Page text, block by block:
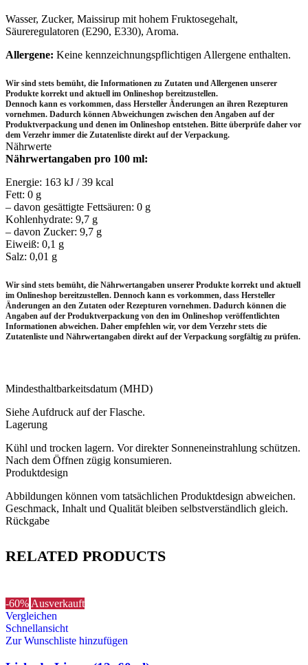
Wasser, Zucker, Maissirup mit hohem Fruktosegehalt,
Säureregulatoren (E290, E330), Aroma.
Allergene: Keine kennzeichnungspflichtigen Allergene enthalten.
Wir sind stets bemüht, die Informationen zu Zutaten und Allergenen unserer
Produkte korrekt und aktuell im Onlineshop bereitzustellen.
Dennoch kann es vorkommen, dass Hersteller Änderungen an ihren Rezepturen
vornehmen. Dadurch können Abweichungen zwischen den Angaben auf der
Produktverpackung und denen im Onlineshop entstehen. Bitte überprüfe daher vor
dem Verzehr immer die Zutatenliste direkt auf der Verpackung.
Nährwerte
Nährwertangaben pro 100 ml:
Energie: 163 kJ / 39 kcal
Fett: 0 g
– davon gesättigte Fettsäuren: 0 g
Kohlenhydrate: 9,7 g
– davon Zucker: 9,7 g
Eiweiß: 0,1 g
Salz: 0,01 g
Wir sind stets bemüht, die Nährwertangaben unserer Produkte korrekt und aktuell
im Onlineshop bereitzustellen. Dennoch kann es vorkommen, dass Hersteller
Änderungen an den Zutaten oder Rezepturen vornehmen. Dadurch können die
Angaben auf der Produktverpackung von den im Onlineshop veröffentlichten
Informationen abweichen. Daher empfehlen wir, vor dem Verzehr stets die
Zutatenliste und Nährwertangaben direkt auf der Verpackung sorgfältig zu prüfen.
Mindesthaltbarkeitsdatum (MHD)
Siehe Aufdruck auf der Flasche.
Lagerung
Kühl und trocken lagern. Vor direkter Sonneneinstrahlung schützen.
Nach dem Öffnen zügig konsumieren.
Produktdesign
Abbildungen können vom tatsächlichen Produktdesign abweichen.
Geschmack, Inhalt und Qualität bleiben selbstverständlich gleich.
Rückgabe
RELATED PRODUCTS
-60% Ausverkauft
Vergleichen
Schnellansicht
Zur Wunschliste hinzufügen